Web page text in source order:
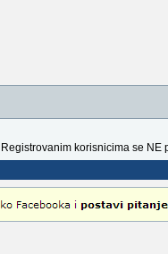
Registrovanim korisnicima se